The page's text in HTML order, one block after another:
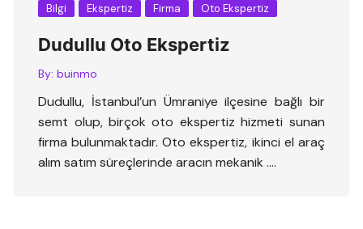
Bilgi Ekspertiz Firma Oto Ekspertiz
Dudullu Oto Ekspertiz
By: buinmo
Dudullu, İstanbul’un Ümraniye ilçesine bağlı bir
semt olup, birçok oto ekspertiz hizmeti sunan
firma bulunmaktadır. Oto ekspertiz, ikinci el araç
alım satım süreçlerinde aracın mekanik ….